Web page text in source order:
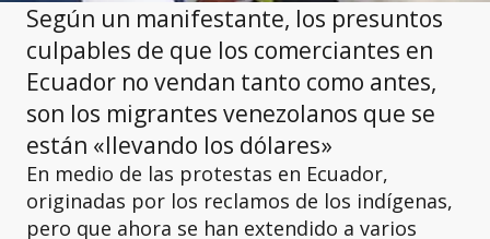
Según un manifestante, los presuntos
culpables de que los comerciantes en
Ecuador no vendan tanto como antes,
son los migrantes venezolanos que se
están «llevando los dólares»
En medio de las protestas en Ecuador,
originadas por los reclamos de los indígenas,
pero que ahora se han extendido a varios